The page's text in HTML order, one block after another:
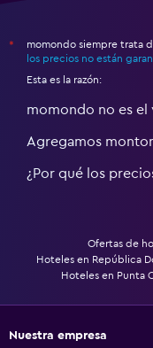
*
momondo siempre trata
los precios no están
Esta es la razón:
momondo no es el
Agregamos
¿Por qué los
Ofertas de
Hoteles en República
Hoteles en Punta
Nuestra empresa